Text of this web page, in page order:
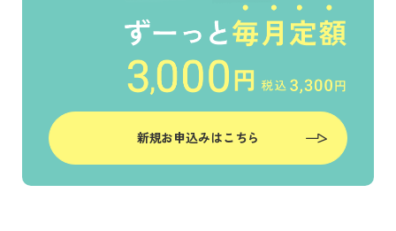
新規お申込みはこちら